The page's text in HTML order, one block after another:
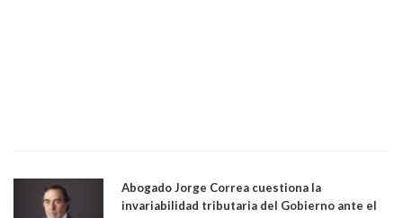
Abogado Jorge Correa cuestiona la
invariabilidad tributaria del Gobierno ante el